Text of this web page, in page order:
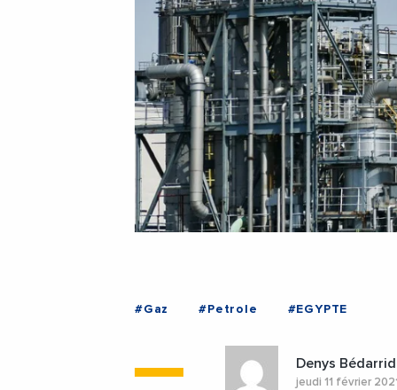
#Gaz #Petrole #EGYPTE
Denys
jeudi 11 février